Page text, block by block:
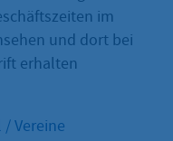
im
und dort bei
erhalten
Vereine